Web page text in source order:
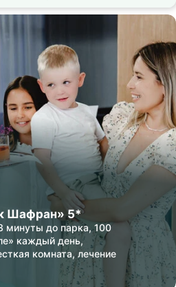
Шафран» 5*
минуты до парка, 100
каждый день,
комната, лечение